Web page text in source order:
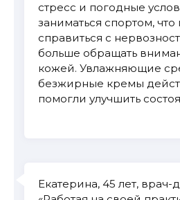
стресс и погодные
заниматься спортом,
справиться с
больше обращать
кожей. Увлажняющие
безжирные кремы
помогли улучшить
Екатерина, 45 лет, врач-